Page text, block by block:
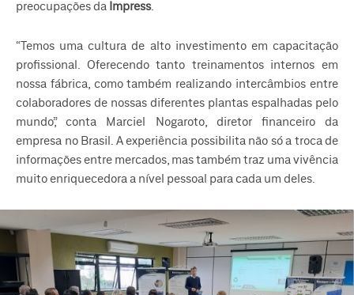
preocupações da Impress.
“Temos uma cultura de alto investimento em capacitação
profissional. Oferecendo tanto treinamentos internos em
nossa fábrica, como também realizando intercâmbios entre
colaboradores de nossas diferentes plantas espalhadas pelo
mundo”, conta Marciel Nogaroto, diretor financeiro da
empresa no Brasil. A experiência possibilita não só a troca de
informações entre mercados, mas também traz uma vivência
muito enriquecedora a nível pessoal para cada um deles.